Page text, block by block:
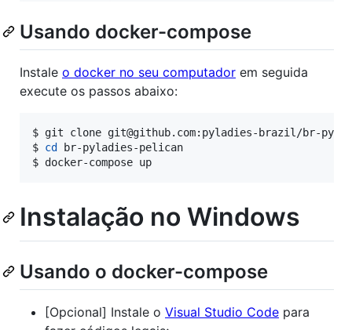
Usando docker-compose
Instale o docker no seu computador em seguida
execute os passos abaixo:
$ git clone git@github.com:pyladies-brazil/br-
$ cd
br-pyladies-pelican
$ docker-compose up
Instalação no Windows
Usando o docker-compose
[Opcional] Instale o Visual Studio Code para